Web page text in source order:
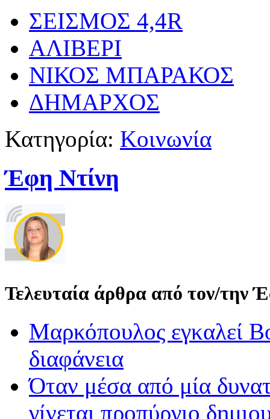
ΣΕΙΣΜΟΣ 4,4R
ΑΛΙΒΕΡΙ
ΝΙΚΟΣ ΜΠΑΡΑΚΟΣ
ΔΗΜΑΡΧΟΣ
Κατηγορία: Κοινωνία
Έφη Ντίνη
Τελευταία άρθρα από τον/την
Μαρκόπουλος εγκαλεί
διαφάνεια
Όταν μέσα από μία
γίνεται προπύργιο